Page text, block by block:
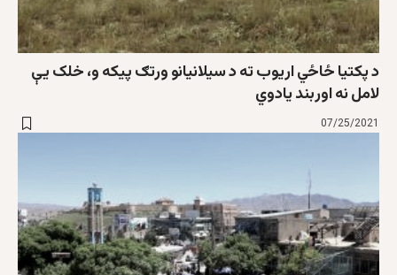
د پکتیا ځاځي اریوب ته د سیلانیانو ورتګ پیکه و، خلک یې
لامل نه اوربند یادوي
07/25/2021